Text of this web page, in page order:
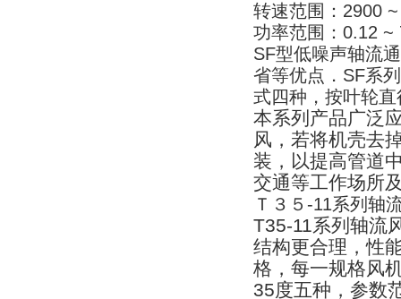
转速范围： 2900
功率范围： 0.12 ~
SF型低噪声轴流
省等优点． SF系
式四种，按叶轮直
本系列产品广泛
风，若将机壳去
装，以提高管道
交通等工作场所
Ｔ３５ -11系列轴
T35-11系列轴流
结构更合理，性
格，每一规格风
35度五种，参数